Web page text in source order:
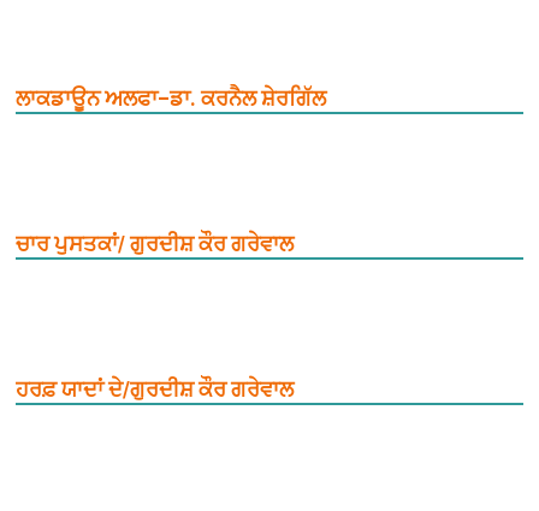
ਲਾਕਡਾਊਨ ਅਲਫਾ–ਡਾ. ਕਰਨੈਲ ਸ਼ੇਰਗਿੱਲ
ਚਾਰ ਪੁਸਤਕਾਂ/ ਗੁਰਦੀਸ਼ ਕੌਰ ਗਰੇਵਾਲ
ਹਰਫ਼ ਯਾਦਾਂ ਦੇ/ਗੁਰਦੀਸ਼ ਕੌਰ ਗਰੇਵਾਲ